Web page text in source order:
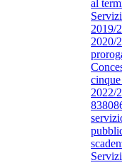
al
2019/
2020/
2022/